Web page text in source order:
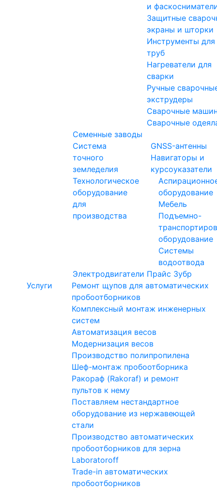
и
Защитные
экраны и шторки
Инструменты для
труб
Нагреватели для
сварки
Ручные
экструдеры
Сварочные
Сварочные
Семенные заводы
Система
точного
земледелия
GNSS-антенны
Навигаторы и
курсоуказатели
Технологическое
оборудование
для
производства
оборудование
Мебель
Подъемно-
оборудование
Системы
водоотвода
Электродвигатели Прайс Зубр
Услуги
Ремонт щупов для автоматических
пробоотборников
Комплексный монтаж инженерных
систем
Автоматизация весов
Модернизация весов
Производство полипропилена
Шеф-монтаж пробоотборника
Ракораф (Rakoraf) и ремонт
пультов к нему
Поставляем нестандартное
оборудование из нержавеющей
стали
Производство автоматических
пробоотборников для зерна
Laboratoroff
Trade-in автоматических
пробоотборников